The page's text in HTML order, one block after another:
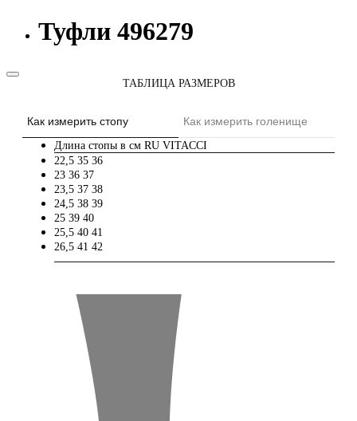
Туфли 496279
ТАБЛИЦА РАЗМЕРОВ
Как измерить стопу Как измерить голенище
Длина стопы в см RU VITACCI
22,5 35 36
23 36 37
23,5 37 38
24,5 38 39
25 39 40
25,5 40 41
26,5 41 42